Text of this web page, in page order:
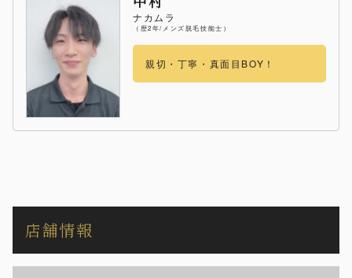
ナカムラ
（歴2年/メンズ脱毛技能士）
親切・丁寧・真面目BOY！
店舗情報